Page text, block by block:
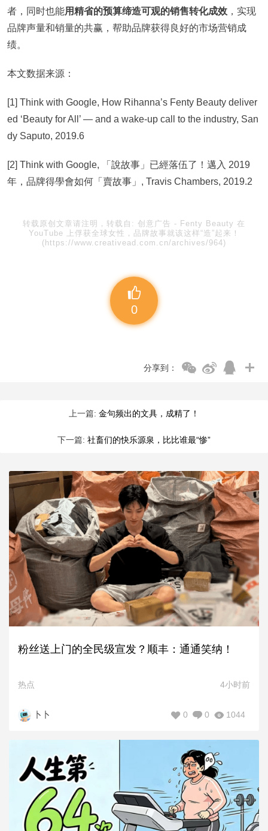
者，同时也能用精省的预算缔造可观的销售转化成效 ，实现
品牌声量和销量的共赢，帮助品牌获得良好的市场营销成
绩。
本文数据来源：
[1] Think with Google, How Rihanna’s Fenty Beauty deliver
ed ‘Beauty for All’ — and a wake-up call to the industry, San
dy Saputo, 2019.6
[2] Think with Google, 「說故事」已經落伍了！邁入 2019
年，品牌得學會如何「賣故事」, Travis Chambers, 2019.2
转载原创文章请注明，转载自: 创意广告 - Fenty Beauty 在
YouTube 上俘获全球女性，品牌故事就该这样“造”起来！
(https://www.creativead.com.cn/archives/964)
0
分享到：
上一篇: 金句频出的文具，成精了！
下一篇: 社畜们的快乐源泉，比比谁最“惨”
粉丝送上门的全民级宣发？顺丰：通通笑纳！
热点 4小时前
卜卜 1044
0
0